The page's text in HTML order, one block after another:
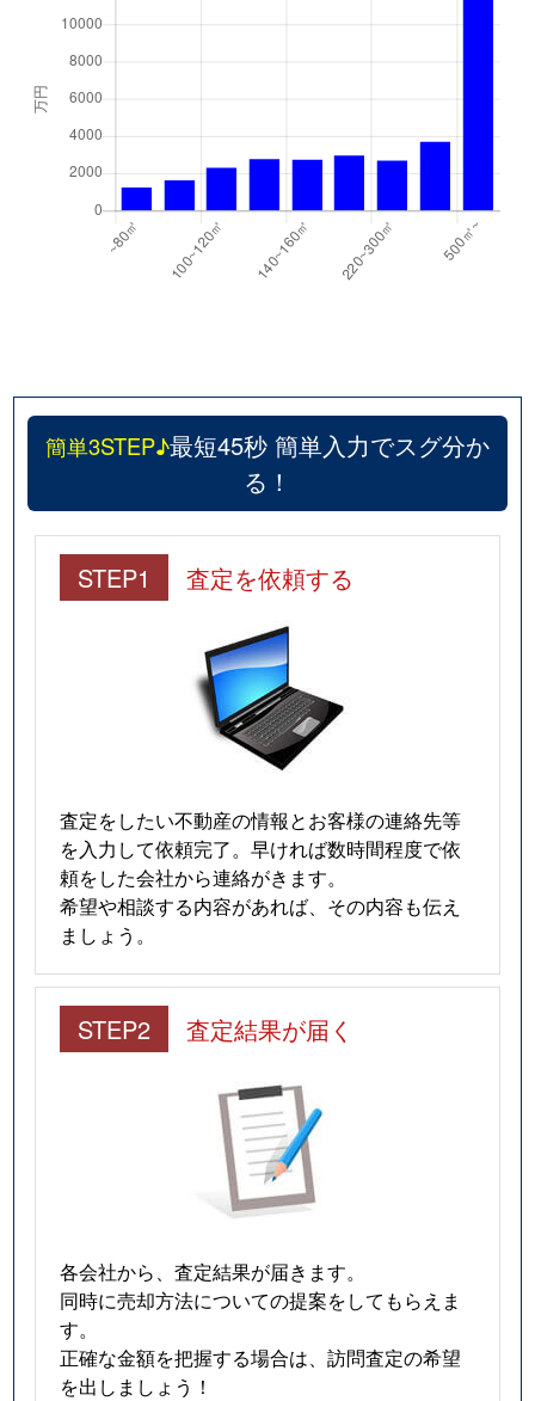
簡単3STEP♪最短45秒 簡単入力でスグ分か
る！
STEP1 査定を依頼する
査定をしたい不動産の情報とお客様の連絡先等
を入力して依頼完了。早ければ数時間程度で依
頼をした会社から連絡がきます。
希望や相談する内容があれば、その内容も伝え
ましょう。
STEP2 査定結果が届く
各会社から、査定結果が届きます。
同時に売却方法についての提案をしてもらえま
す。
正確な金額を把握する場合は、訪問査定の希望
を出しましょう！